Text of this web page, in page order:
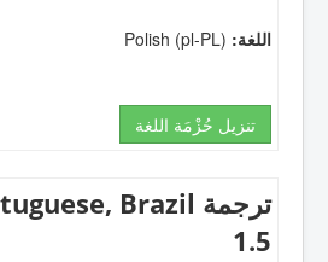
اللغة:
تنزيل حُزْمَة اللغة
1.5